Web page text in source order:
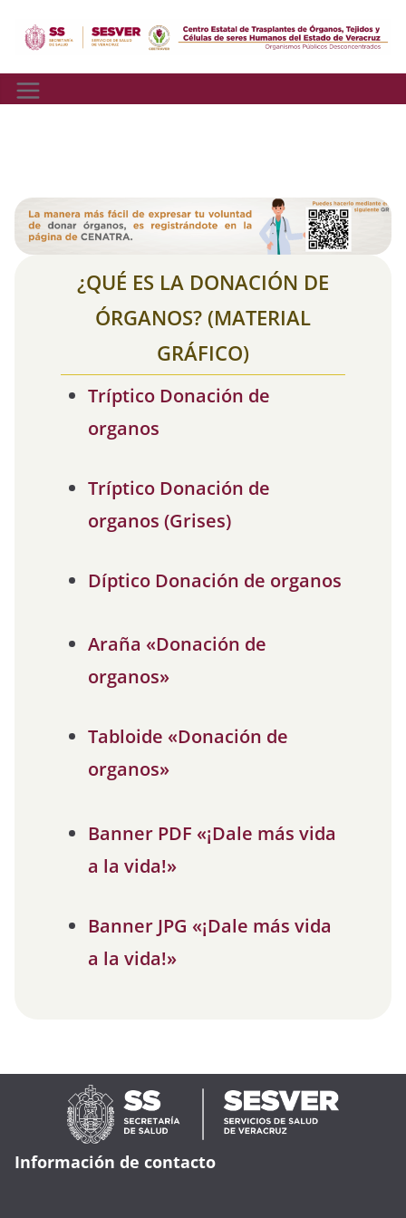
¿QUÉ ES LA DONACIÓN DE
ÓRGANOS? (MATERIAL
GRÁFICO)
Tríptico Donación de
organos
Tríptico Donación de
organos (Grises)
Díptico Donación de organos
Araña «Donación de
organos»
Tabloide «Donación de
organos»
Banner PDF «¡Dale más vida
a la vida!»
Banner JPG «¡Dale más vida
a la vida!»
Información de contacto